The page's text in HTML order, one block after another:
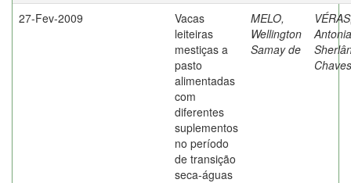
27-Fev-2009
Vacas
leiteiras
mestiças a
pasto
alimentadas
com
diferentes
suplementos
no período
de transição
seca-águas
MELO,
Wellington
Samay de
Antonia
Chaves